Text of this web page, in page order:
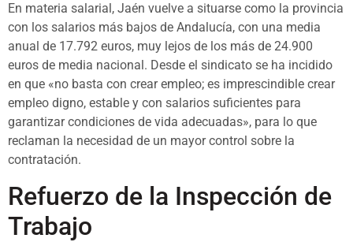
En materia salarial, Jaén vuelve a situarse como la provincia
con los salarios más bajos de Andalucía, con una media
anual de 17.792 euros, muy lejos de los más de 24.900
euros de media nacional. Desde el sindicato se ha incidido
en que «no basta con crear empleo; es imprescindible crear
empleo digno, estable y con salarios suficientes para
garantizar condiciones de vida adecuadas», para lo que
reclaman la necesidad de un mayor control sobre la
contratación.
Refuerzo de la Inspección de
Trabajo